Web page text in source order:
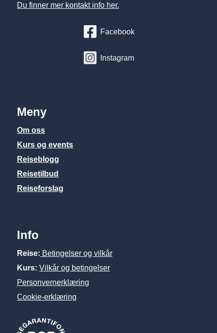
Du finner mer kontakt info her.
Facebook
Instagram
Meny
Om oss
Kurs og events
Reiseblogg
Reisetilbud
Reiseforslag
Info
Reise: Betingelser og vilkår
Kurs: Vilkår og betingelser
Personvernerklæring
Cookie-erklæring